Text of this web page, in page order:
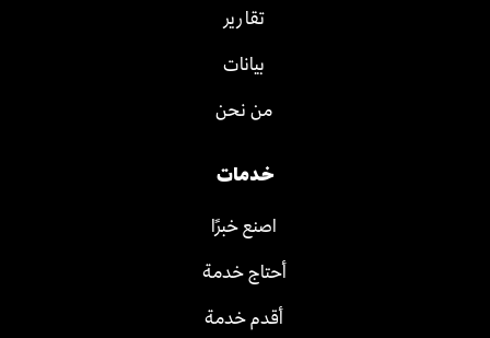
تقارير
بيانات
من نحن
خدمات
اصنع خبرًا
أحتاج خدمة
أقدم خدمة